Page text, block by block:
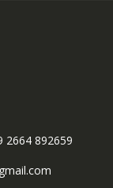
2664 892659